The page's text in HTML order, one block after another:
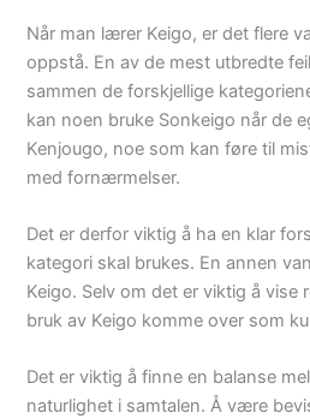
Når man lærer Keigo, er det flere
oppstå. En av de mest utbredte
sammen de forskjellige
kan noen bruke Sonkeigo når de
Kenjougo, noe som kan føre til
med fornærmelser.
Det er derfor viktig å ha en klar
kategori skal brukes. En annen
Keigo. Selv om det er viktig å vise
bruk av Keigo komme over som
Det er viktig å finne en balanse
naturlighet i samtalen. Å være